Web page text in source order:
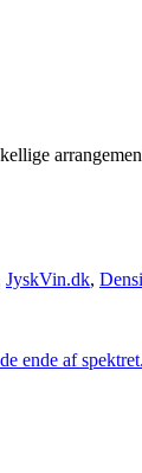
JyskVin.dk,
ende af